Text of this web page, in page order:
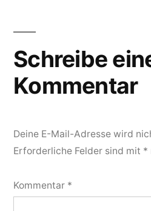
Schreibe
Kommentar
Deine E-Mail-Adresse wird
Erforderliche Felder sind mit *
Kommentar *